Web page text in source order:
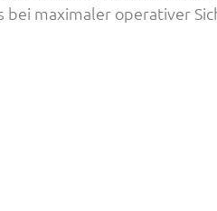
bei maximaler operativer